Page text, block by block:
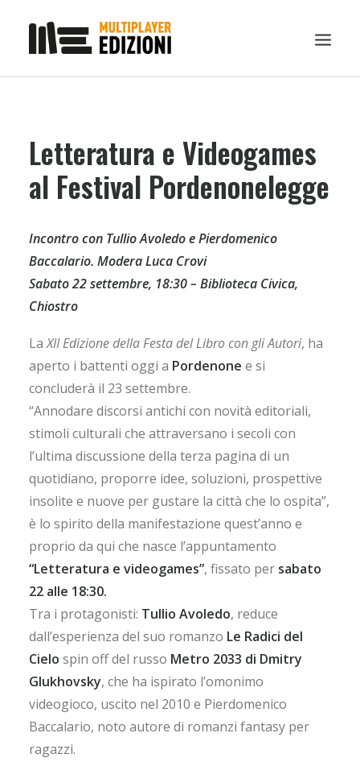
LIBRI
GUIDE STRATEGICHE
GADGET
CONTATTI
CHI SIAMO
DOWNLOAD
RICERCA
Letteratura e Videogames
al Festival Pordenonelegge
Incontro con Tullio Avoledo e Pierdomenico
Baccalario. Modera Luca Crovi
Sabato 22 settembre, 18:30 – Biblioteca Civica,
Chiostro
LaXII Edizione della Festa del Libro con gli Autori, ha
aperto i battenti oggi a Pordenone e si
concluderà il 23 settembre.
“Annodare discorsi antichi con novità editoriali,
stimoli culturali che attraversano i secoli con
l’ultima discussione della terza pagina di un
quotidiano, proporre idee, soluzioni, prospettive
insolite e nuove per gustare la città che lo ospita”,
è lo spirito della manifestazione quest’anno e
proprio da qui che nasce l’appuntamento
“Letteratura e videogames”, fissato per sabato
22 alle 18:30.
Tra i protagonisti: Tullio Avoledo, reduce
dall’esperienza del suo romanzo Le Radici del
Cielo spin off del russo Metro 2033 di Dmitry
Glukhovsky, che ha ispirato l’omonimo
videogioco, uscito nel 2010 e Pierdomenico
Baccalario, noto autore di romanzi fantasy per
ragazzi.